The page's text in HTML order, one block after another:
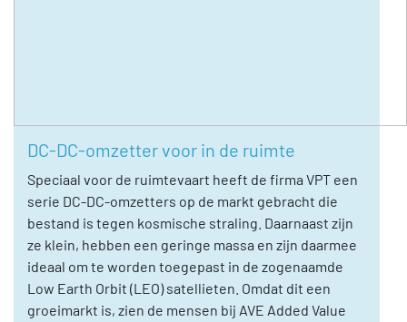
DC-DC-omzetter voor in de ruimte
Speciaal voor de ruimtevaart heeft de firma VPT een
serie DC-DC-omzetters op de markt gebracht die
bestand is tegen kosmische straling. Daarnaast zijn
ze klein, hebben een geringe massa en zijn daarmee
ideaal om te worden toegepast in de zogenaamde
Low Earth Orbit (LEO) satellieten. Omdat dit een
groeimarkt is, zien de mensen bij AVE Added Value